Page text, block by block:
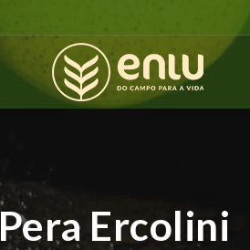
Pera Ercolini